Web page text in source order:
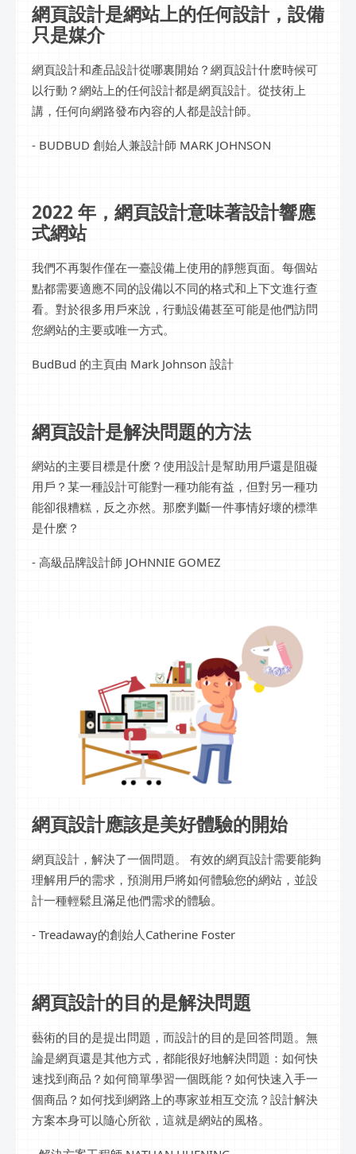
網頁設計是網站上的任何設計，設備
只是媒介
網頁設計和產品設計從哪裏開始？網頁設計什麽時候可
以行動？網站上的任何設計都是網頁設計。從技術上
講，任何向網路發布內容的人都是設計師。
- BUDBUD 創始人兼設計師 MARK JOHNSON
2022 年，網頁設計意味著設計響應
式網站
我們不再製作僅在一臺設備上使用的靜態頁面。每個站
點都需要適應不同的設備以不同的格式和上下文進行查
看。對於很多用戶來說，行動設備甚至可能是他們訪問
您網站的主要或唯一方式。
BudBud 的主頁由 Mark Johnson 設計
網頁設計是解決問題的方法
網站的主要目標是什麽？使用設計是幫助用戶還是阻礙
用戶？某一種設計可能對一種功能有益，但對另一種功
能卻很糟糕，反之亦然。那麽判斷一件事情好壞的標準
是什麽？
- 高級品牌設計師 JOHNNIE GOMEZ
網頁設計應該是美好體驗的開始
網頁設計，解決了一個問題。 有效的網頁設計需要能夠
理解用戶的需求，預測用戶將如何體驗您的網站，並設
計一種輕鬆且滿足他們需求的體驗。
- Treadaway的創始人Catherine Foster
網頁設計的目的是解決問題
藝術的目的是提出問題，而設計的目的是回答問題。無
論是網頁還是其他方式，都能很好地解決問題：如何快
速找到商品？如何簡單學習一個既能？如何快速入手一
個商品？如何找到網路上的專家並相互交流？設計解決
方案本身可以隨心所欲，這就是網站的風格。